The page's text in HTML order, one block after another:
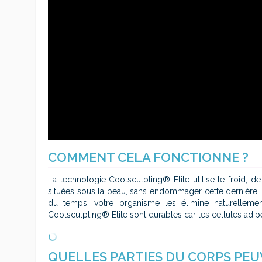
COMMENT CELA FONCTIONNE ?
La technologie Coolsculpting® Elite utilise le froid,
situées sous la peau, sans endommager cette
du temps, votre organisme les élimine
Coolsculpting® Elite sont durables car les cellules
QUELLES PARTIES DU CORPS